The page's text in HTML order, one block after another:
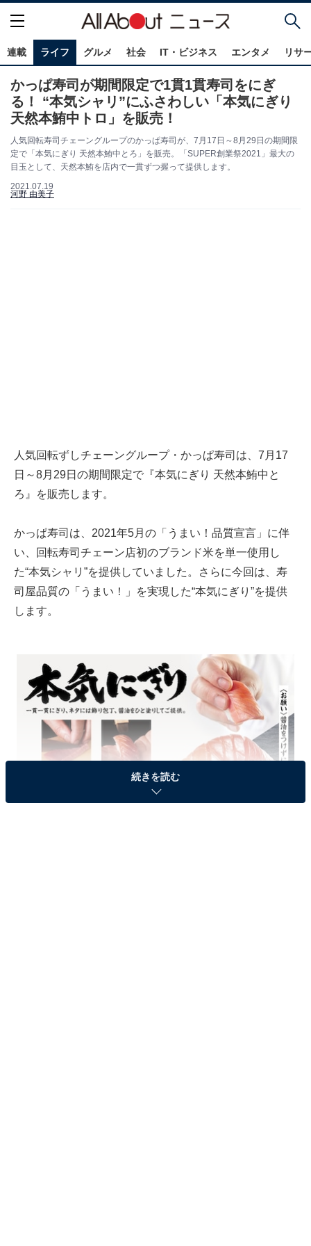
連載 ライフ グルメ 社会 IT・ビジネス エンタメ リサ
かっぱ寿司が期間限定で1貫1貫寿司をにぎ
る！ “本気シャリ”にふさわしい「本気にぎり
天然本鮪中トロ」を販売！
人気回転寿司チェーングループのかっぱ寿司が、7月17日～8月29日の期間限
定で「本気にぎり 天然本鮪中とろ」を販売。「SUPER創業祭2021」最大の
目玉として、天然本鮪を店内で一貫ずつ握って提供します。
2021.07.19
河野 由美子
人気回転ずしチェーングループ・かっぱ寿司は、7月17
日～8月29日の期間限定で『本気にぎり 天然本鮪中と
ろ』を販売します。
かっぱ寿司は、2021年5月の「うまい！品質宣言」に伴
い、回転寿司チェーン店初のブランド米を単一使用し
た“本気シャリ”を提供していました。さらに今回は、寿
司屋品質の「うまい！」を実現した“本気にぎり”を提供
します。
続きを読む